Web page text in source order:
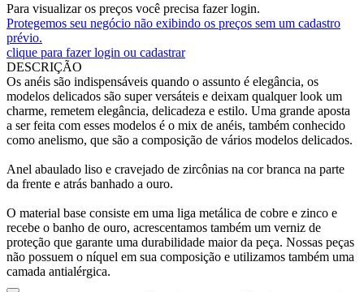
Para visualizar os preços você precisa fazer login.
Protegemos seu negócio não exibindo os preços sem um cadastro
prévio.
clique para fazer login ou cadastrar
DESCRIÇÃO
Os anéis são indispensáveis quando o assunto é elegância, os
modelos delicados são super versáteis e deixam qualquer look um
charme, remetem elegância, delicadeza e estilo. Uma grande aposta
a ser feita com esses modelos é o mix de anéis, também conhecido
como anelismo, que são a composição de vários modelos delicados.
Anel abaulado liso e cravejado de zircônias na cor branca na parte
da frente e atrás banhado a ouro.
O material base consiste em uma liga metálica de cobre e zinco e
recebe o banho de ouro, acrescentamos também um verniz de
proteção que garante uma durabilidade maior da peça. Nossas peças
não possuem o níquel em sua composição e utilizamos também uma
camada antialérgica.